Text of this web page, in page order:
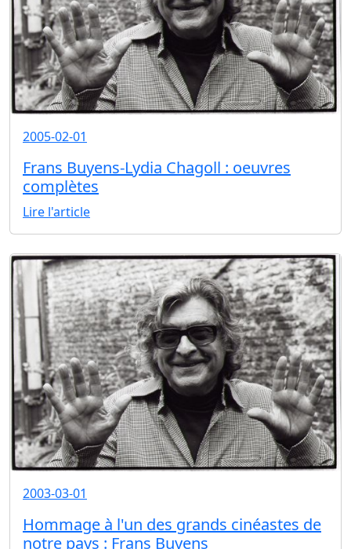
2005-02-01
Frans Buyens-Lydia Chagoll : oeuvres
complètes
Lire l'article
2003-03-01
Hommage à l'un des grands cinéastes de
notre pays : Frans Buyens